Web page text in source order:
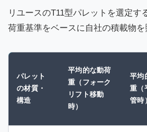
リユースのT11型パレットを選定す
荷重基準をベースに自社の積載物を
パレット
の材質・
構造
平均的な動荷
重（フォーク
リフト移動
時）
平均
重（
管時